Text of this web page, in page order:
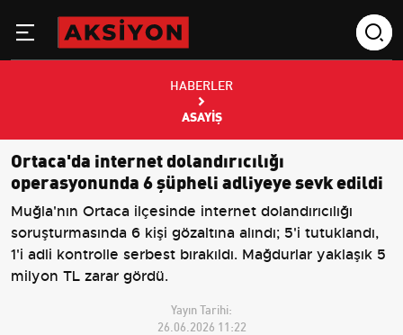
HABERLER
ASAYIŞ
Ortaca'da internet dolandırıcılığı
operasyonunda 6 şüpheli adliyeye sevk edildi
Muğla'nın Ortaca ilçesinde internet dolandırıcılığı
soruşturmasında 6 kişi gözaltına alındı; 5'i tutuklandı,
1'i adli kontrolle serbest bırakıldı. Mağdurlar yaklaşık 5
milyon TL zarar gördü.
Yayın Tarihi:
26.06.2026 11:22